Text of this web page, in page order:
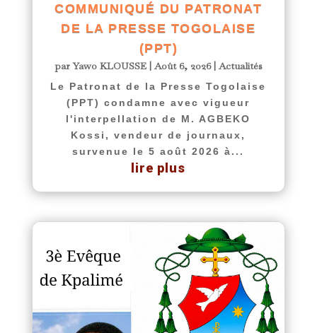
COMMUNIQUÉ DU PATRONAT
DE LA PRESSE TOGOLAISE
(PPT)
parYawo KLOUSSE|Août 6, 2026|Actualités
Le Patronat de la Presse Togolaise
(PPT) condamne avec vigueur
l'interpellation de M. AGBEKO
Kossi, vendeur de journaux,
survenue le 5 août 2026 à...
lire plus